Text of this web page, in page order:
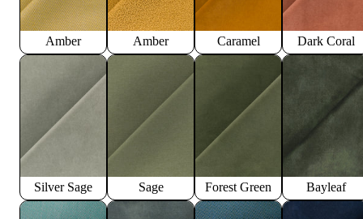
Amber Amber Caramel Dark Coral
Silver Sage Sage Forest Green Bayleaf